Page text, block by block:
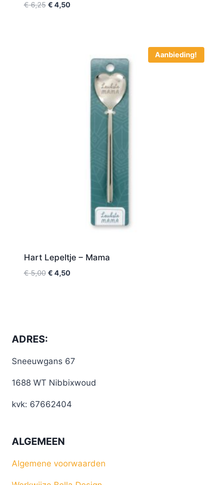
€6,25 € 4,50
Aanbieding!
Hart Lepeltje – Mama
€5,00 € 4,50
ADRES:
Sneeuwgans 67
1688 WT Nibbixwoud
kvk: 67662404
ALGEMEEN
Algemene voorwaarden